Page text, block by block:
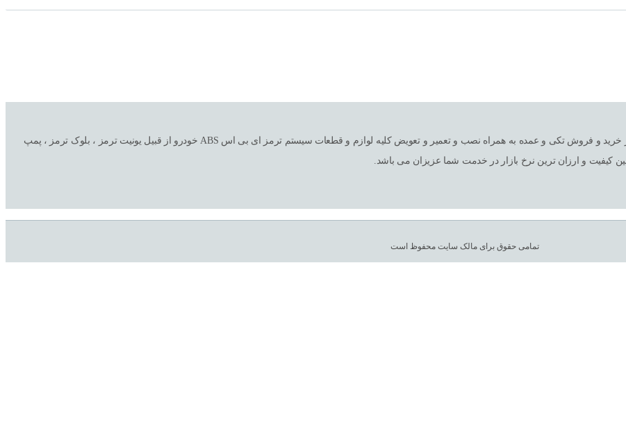
فروشگاه اینترنتی و تعمیرگاه ترمز اتحاد ( صداقت سابق ) با سالها تجربه در امور خرید و فروش تکی و عمده به همراه نصب و تعمیر و تعویض کلیه لوازم و قطعات سیستم ترمز ای بی اس ABS خودرو از قبیل یونیت ترمز ، بلوک ترمز ، پمپ
کیفیت و ارزان ترین نرخ بازار در خدمت شما عزیزان می باشد.
تمامی حقوق برای مالک سایت محفوظ است